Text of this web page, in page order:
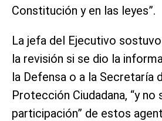
Constitución y en las leyes”.
La jefa del Ejecutivo
la revisión si se dio la
la Defensa o a la Secretaría
Protección Ciudadana, “y
participación” de estos